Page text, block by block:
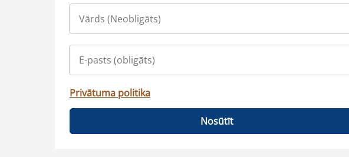
Privātuma politika
Nosūtīt